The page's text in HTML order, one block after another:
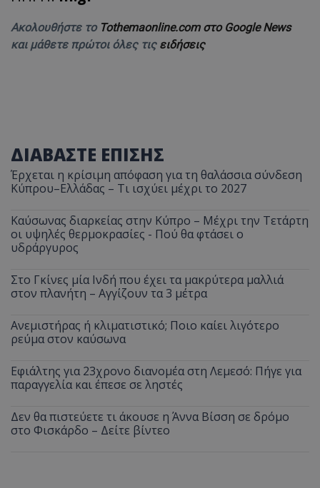
Ακολουθήστε το Tothemaonline.com στο Google News
και μάθετε πρώτοι όλες τις ειδήσεις
ΔΙΑΒΑΣΤΕ ΕΠΙΣΗΣ
Έρχεται η κρίσιμη απόφαση για τη θαλάσσια σύνδεση
Κύπρου–Ελλάδας – Τι ισχύει μέχρι το 2027
Καύσωνας διαρκείας στην Κύπρο – Μέχρι την Τετάρτη
οι υψηλές θερμοκρασίες - Πού θα φτάσει ο
υδράργυρος
Στο Γκίνες μία Ινδή που έχει τα μακρύτερα μαλλιά
στον πλανήτη – Αγγίζουν τα 3 μέτρα
Ανεμιστήρας ή κλιματιστικό; Ποιο καίει λιγότερο
ρεύμα στον καύσωνα
Εφιάλτης για 23χρονο διανομέα στη Λεμεσό: Πήγε για
παραγγελία και έπεσε σε ληστές
Δεν θα πιστεύετε τι άκουσε η Άννα Βίσση σε δρόμο
στο Φισκάρδο – Δείτε βίντεο